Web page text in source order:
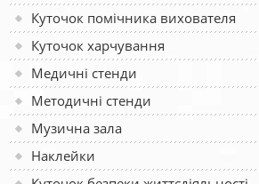
Куточок помічника вихователя
Куточок харчування
Медичні стенди
Методичні стенди
Музична зала
Наклейки